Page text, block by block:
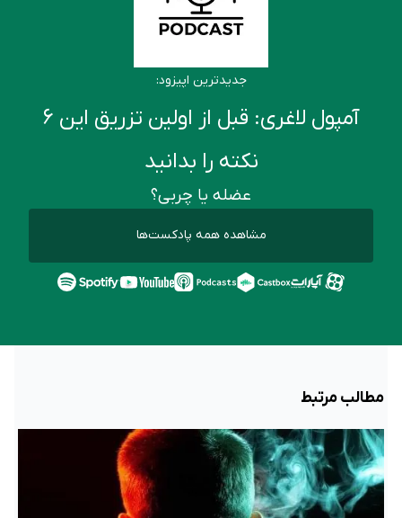
جدیدترین اپیزود:
آمپول لاغری: قبل از اولین تزریق این ۶
نکته را بدانید
عضله یا چربی؟
مشاهده همه پادکست‌ها
مطالب مرتبط